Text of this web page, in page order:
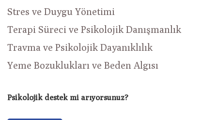
Stres ve Duygu Yönetimi
Terapi Süreci ve Psikolojik Danışmanlık
Travma ve Psikolojik Dayanıklılık
Yeme Bozuklukları ve Beden Algısı
Psikolojik destek mi arıyorsunuz?